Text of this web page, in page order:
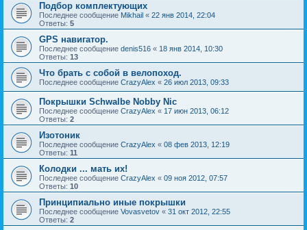
Подбор комплектующих
Последнее сообщение Mikhail « 22 янв 2014, 22:04
Ответы: 5
GPS навигатор.
Последнее сообщение denis516 « 18 янв 2014, 10:30
Ответы: 13
Что брать с собой в велопоход.
Последнее сообщение CrazyAlex « 26 июл 2013, 09:33
Покрышки Schwalbe Nobby Nic
Последнее сообщение CrazyAlex « 17 июн 2013, 06:12
Ответы: 2
Изотоник
Последнее сообщение CrazyAlex « 08 фев 2013, 12:19
Ответы: 11
Колодки ... мать их!
Последнее сообщение CrazyAlex « 09 ноя 2012, 07:57
Ответы: 10
Принципиально иные покрышки
Последнее сообщение Vovasvetov « 31 окт 2012, 22:55
Ответы: 2